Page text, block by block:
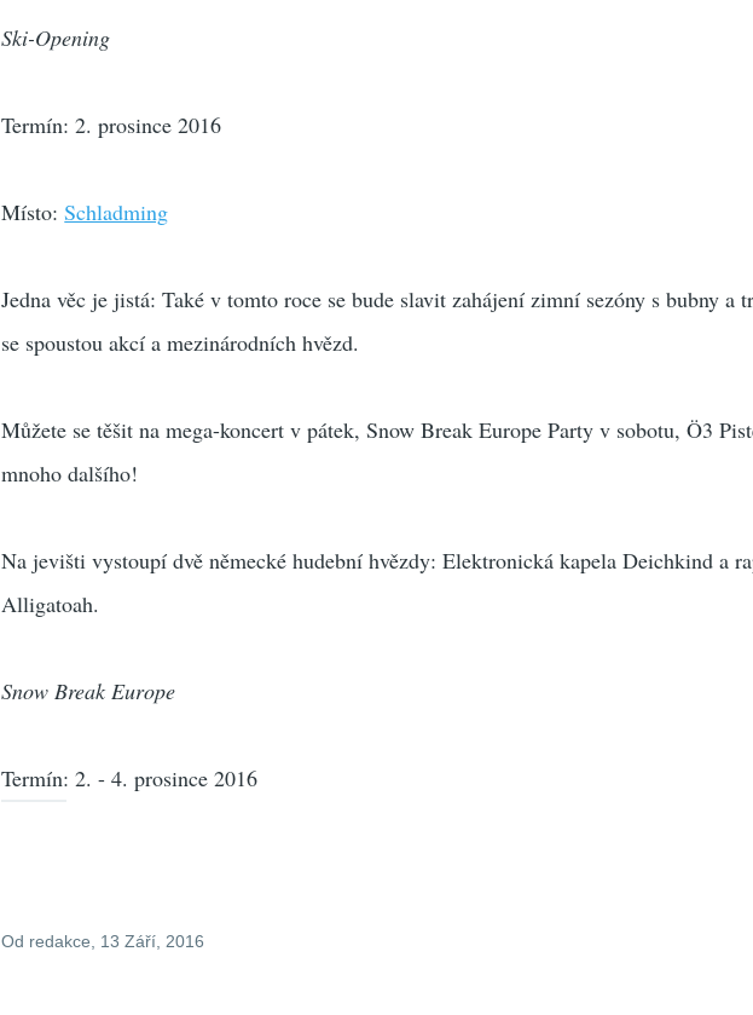
Ski-Opening
Termín: 2. prosince 2016
Místo:Schladming
Jedna věc je jistá: Také v tomto roce se bude slavit zahájení zimní sezóny s bubny a
se spoustou akcí a mezinárodních hvězd.
Můžete se těšit na mega-koncert v pátek, Snow Break Europe Party v sobotu, Ö3
mnoho dalšího!
Na jevišti vystoupí dvě německé hudební hvězdy: Elektronická kapela Deichkind a
Alligatoah.
Snow Break Europe
Termín: 2. - 4. prosince 2016
Od redakce , 13 Září, 2016